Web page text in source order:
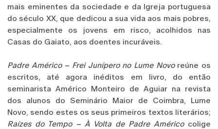
mais eminentes da sociedade e da Igreja portuguesa
do século XX, que dedicou a sua vida aos mais pobres,
especialmente os jovens em risco, acolhidos nas
Casas do Gaiato, aos doentes incuráveis.
Padre Américo – Frei Junípero no Lume Novoreúne os
escritos, até agora inéditos em livro, do então
seminarista Américo Monteiro de Aguiar na revista
dos alunos do Seminário Maior de Coimbra, Lume
Novo, sendo estes os seus primeiros textos literários;
Raízes do Tempo – À Volta de Padre Américocolige